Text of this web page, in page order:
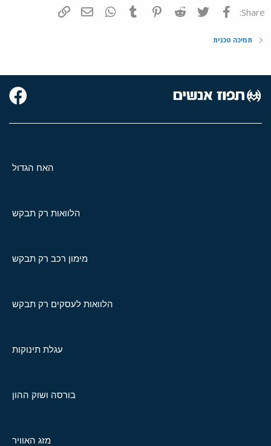
Share: פייסבוק Twitter
Reddit
Pinterest
Tumblr
WhatsAppדואר אלקטרוני
תמיכה טכנית
האח הגדול
הלוואות רק תבקש
מימון רכב רק תבקש
הלוואות לעסקים רק תבקש
עגלת תינוקות
בורסה ושוק ההון
מזג האוויר